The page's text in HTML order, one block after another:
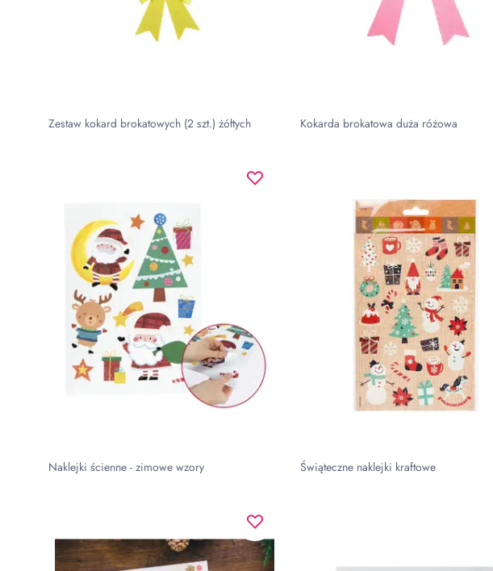
Zestaw kokard brokatowych (2 szt.) żółtych Kokarda brokatowa duża różowa
Naklejki ścienne - zimowe wzory Świąteczne naklejki kraftowe